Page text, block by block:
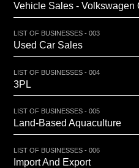
Vehicle Sales - Volkswagen
LIST OF BUSINESSES - 003
Used Car Sales
LIST OF BUSINESSES - 004
3PL
LIST OF BUSINESSES - 005
Land-Based Aquaculture
LIST OF BUSINESSES - 006
Import And Export